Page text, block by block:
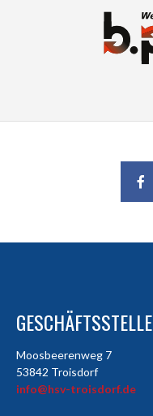
GESCHÄFTSSTELLE
Moosbeerenweg 7
53842 Troisdorf
info@hsv-troisdorf.de